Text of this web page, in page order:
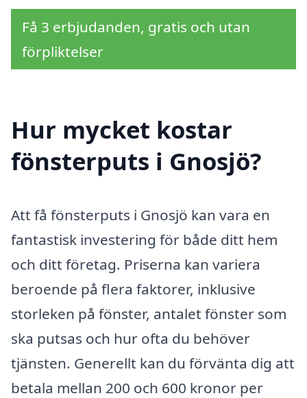
Få 3 erbjudanden, gratis och utan
förpliktelser
Hur mycket kostar
fönsterputs i Gnosjö?
Att få fönsterputs i Gnosjö kan vara en
fantastisk investering för både ditt hem
och ditt företag. Priserna kan variera
beroende på flera faktorer, inklusive
storleken på fönster, antalet fönster som
ska putsas och hur ofta du behöver
tjänsten. Generellt kan du förvänta dig att
betala mellan 200 och 600 kronor per